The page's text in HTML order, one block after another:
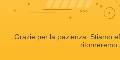
Grazie per la pazienza. Stiamo
ritorneremo